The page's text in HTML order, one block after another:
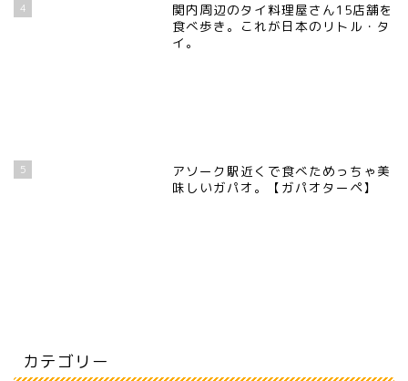
4
関内周辺のタイ料理屋さん15店舗を
食べ歩き。これが日本のリトル・タ
イ。
5
アソーク駅近くで食べためっちゃ美
味しいガパオ。【ガパオターペ】
カテゴリー